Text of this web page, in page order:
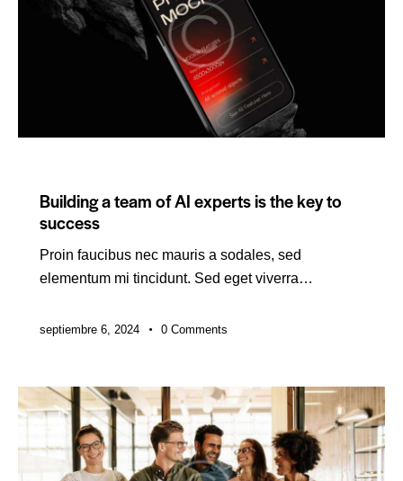
Building a team of AI experts is the key to
success
Proin faucibus nec mauris a sodales, sed
elementum mi tincidunt. Sed eget viverra…
septiembre 6, 2024 0 Comments